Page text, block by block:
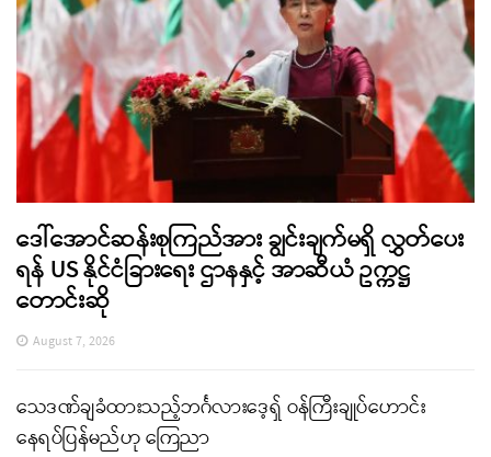
ဒေါ်အောင်ဆန်းစုကြည်အား ချွင်းချက်မရှိ လွှတ်ပေး
ရန် US နိုင်ငံခြားရေး ဌာနနှင့် အာဆီယံ ဥက္ကဋ္ဌ
တောင်းဆို
August 7, 2026
သေဒဏ်ချခံထားသည့်ဘင်္ဂလားဒေ့ရှ် ဝန်ကြီးချုပ်ဟောင်း
နေရပ်ပြန်မည်ဟု ကြေညာ